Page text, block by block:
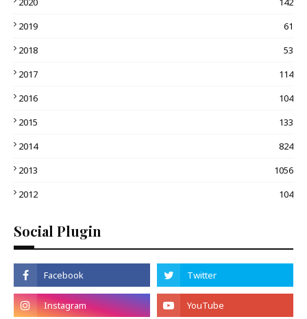
2019
61
2018
53
2017
114
2016
104
2015
133
2014
824
2013
1056
2012
104
Social Plugin